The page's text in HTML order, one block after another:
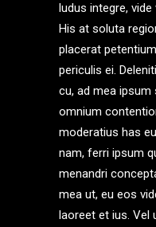
ludus integre,
His at soluta
placerat
periculis ei.
cu, ad mea ipsum
omnium
moderatius has
nam, ferri ipsum
menandri
mea ut, eu eos
laoreet et ius. Vel